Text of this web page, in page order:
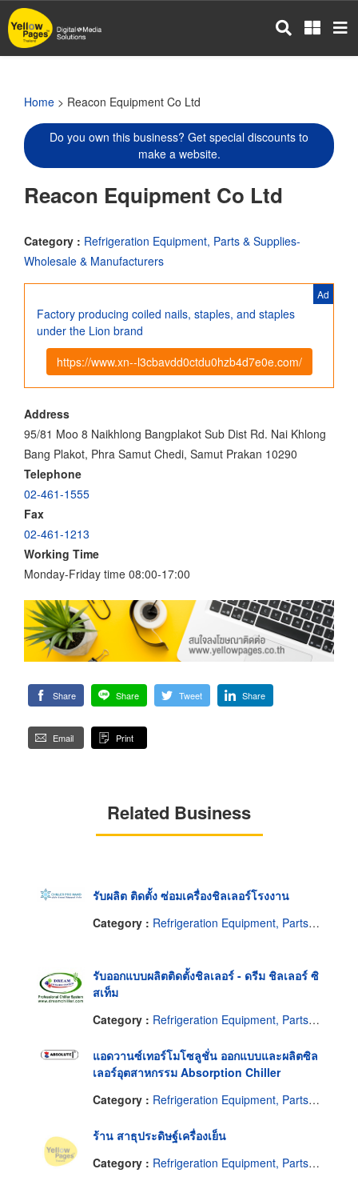
Skip
to
main
Home > Reacon Equipment Co Ltd
Do you own this business? Get special discounts to
make a website.
Reacon Equipment Co Ltd
Category : Refrigeration Equipment, Parts & Supplies-
Wholesale & Manufacturers
Ad
Factory producing coiled nails, staples, and staples
under the Lion brand
https://www.xn--l3cbavdd0ctdu0hzb4d7e0e.com/
Address
95/81 Moo 8 Naikhlong Bangplakot Sub Dist Rd. Nai Khlong
Bang Plakot, Phra Samut Chedi, Samut Prakan 10290
Telephone
02-461-1555
Fax
02-461-1213
Working Time
Monday-Friday time 08:00-17:00
Share Share Tweet Share
Email Print
Related Business
รับผลิต ติดตั้ง ซ่อมเครื่องชิลเลอร์โรงงาน
Category : Refrigeration Equipment, Parts & Supplies-Wholesale & Manufacturers
รับออกแบบผลิตติดตั้งชิลเลอร์ - ดรีม ชิลเลอร์ ซิ
สเท็ม
Category : Refrigeration Equipment, Parts & Supplies-Wholesale & Manufacturers
แอดวานซ์เทอร์โมโซลูชั่น ออกแบบและผลิตซิล
เลอร์อุตสาหกรรม Absorption Chiller
Category : Refrigeration Equipment, Parts & Supplies-Wholesale & Manufacturers
ร้าน สาธุประดิษฐ์เครื่องเย็น
Category : Refrigeration Equipment, Parts & Supplies-Wholesale & Manufacturers